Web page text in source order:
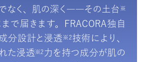
なく、肌の深く――その土台 ※
まで届きます。FRACORA独自
分設計と浸透※2技術により、
た浸透※2 力を持つ成分が肌の